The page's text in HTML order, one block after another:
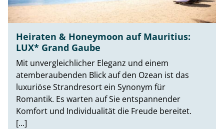
Heiraten & Honeymoon auf Mauritius:
LUX* Grand Gaube
Mit unvergleichlicher Eleganz und einem
atemberaubenden Blick auf den Ozean ist das
luxuriöse Strandresort ein Synonym für
Romantik. Es warten auf Sie entspannender
Komfort und Individualität die Freude bereitet.
[...]